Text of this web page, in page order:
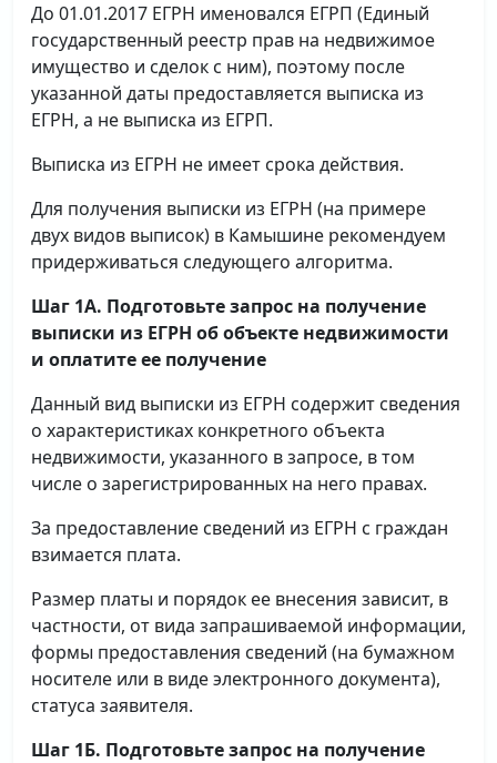
До 01.01.2017 ЕГРН именовался ЕГРП (Единый
государственный реестр прав на недвижимое
имущество и сделок с ним), поэтому после
указанной даты предоставляется выписка из
ЕГРН, а не выписка из ЕГРП.
Выписка из ЕГРН не имеет срока действия.
Для получения выписки из ЕГРН (на примере
двух видов выписок) в Камышине рекомендуем
придерживаться следующего алгоритма.
Шаг 1А. Подготовьте запрос на получение
выписки из ЕГРН об объекте недвижимости
и оплатите ее получение
Данный вид выписки из ЕГРН содержит сведения
о характеристиках конкретного объекта
недвижимости, указанного в запросе, в том
числе о зарегистрированных на него правах.
За предоставление сведений из ЕГРН с граждан
взимается плата.
Размер платы и порядок ее внесения зависит, в
частности, от вида запрашиваемой информации,
формы предоставления сведений (на бумажном
носителе или в виде электронного документа),
статуса заявителя.
Шаг 1Б. Подготовьте запрос на получение